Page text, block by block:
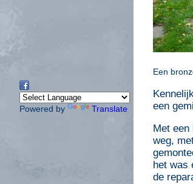
Powered by Translate
Een
een
Met
weg,
het was
de